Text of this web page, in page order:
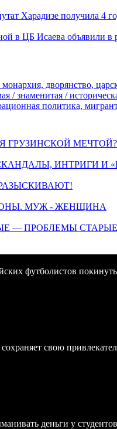
Харадизе получила 4
в ЦБ Исаева объявили в
монархия, дворянство,
/ знаменитая /
политика,
ГРУЗИНСКОЙ МЕЧТОЙ?
ИНТРИГИ И
МУЖ - ЖЕНЩИНА
— ПРОБЛЕМЫ СТАРЫЕ
футболистов
свою
деньги у